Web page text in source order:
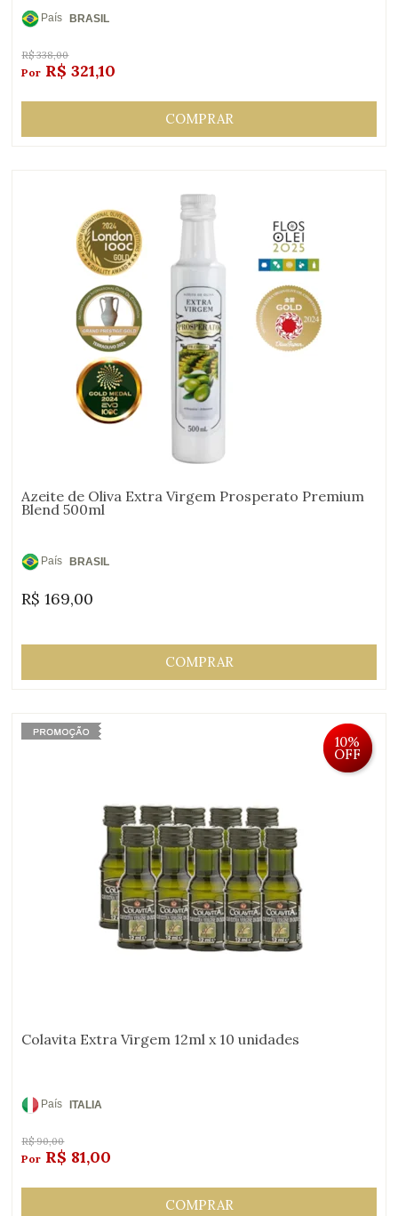
País
Origem:
BRASIL
R$ 338,00
R$ 321,10
COMPRAR
Azeite de Oliva Extra Virgem Prosperato Premium
Blend 500ml
País
Origem:
BRASIL
R$ 169,00
COMPRAR
Colavita Extra Virgem 12ml x 10 unidades
10%
OFF
País
Origem:
ITALIA
R$ 90,00
R$ 81,00
COMPRAR